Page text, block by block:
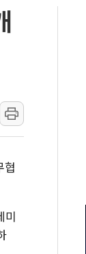
돼 가는 청년들
수수료 앞세워 공
립, 6일 주민설
'차세대 AI 홈' 비
친 SK하이닉스,
협
미